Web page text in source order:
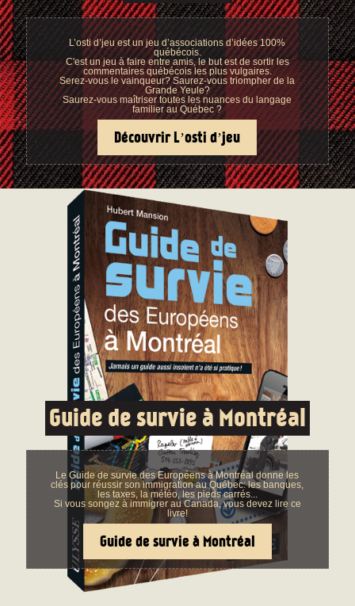
L’osti d’jeu est un jeu d’associations d’idées 100%
québécois.
C'est un jeu à faire entre amis, le but est de sortir les
commentaires québécois les plus vulgaires.
Serez-vous le vainqueur? Saurez-vous triompher de la
Grande Yeule?
Saurez-vous maîtriser toutes les nuances du langage
familier au Québec ?
Découvrir L’osti d’jeu
Guide de survie à Montréal
Le Guide de survie des Européens à Montréal donne les
clés pour réussir son immigration au Québec: les banques,
les taxes, la météo, les pieds carrés...
Si vous songez à immigrer au Canada, vous devez lire ce
livre!
Guide de survie à Montréal